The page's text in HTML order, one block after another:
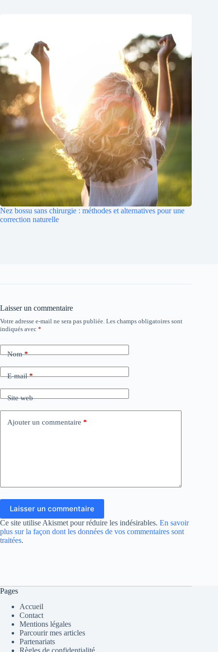
Nez bossu sans chirurgie : méthodes et alternatives pour une
correction naturelle
Laisser un commentaire
Votre adresse e-mail ne sera pas publiée. Les champs obligatoires sont
indiqués avec *
Nom*
E-mail*
Site web
Ajouter un commentaire *
Laisser un commentaire
Ce site utilise Akismet pour réduire les indésirables. En savoir
plus sur la façon dont les données de vos commentaires sont
traitées.
Pages
Accueil
Contact
Mentions légales
Parcourir mes articles
Partenariats